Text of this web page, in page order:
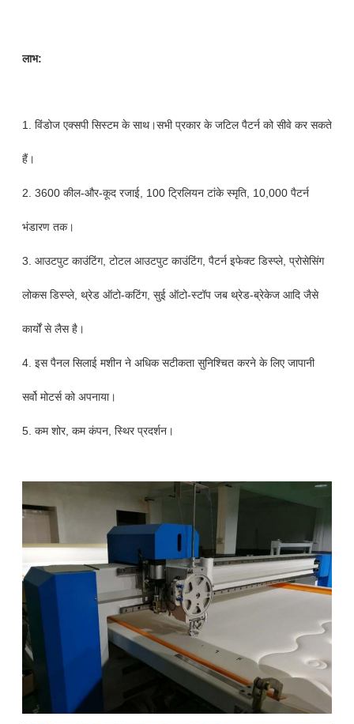
लाभ:
1. विंडोज एक्सपी सिस्टम के साथ।सभी प्रकार के जटिल पैटर्न को सीवे कर सकते
हैं।
2. 3600 कील-और-कूद रजाई, 100 ट्रिलियन टांके स्मृति, 10,000 पैटर्न
भंडारण तक।
3. आउटपुट काउंटिंग, टोटल आउटपुट काउंटिंग, पैटर्न इफेक्ट डिस्प्ले, प्रोसेसिंग
लोकस डिस्प्ले, थ्रेड ऑटो-कटिंग, सुई ऑटो-स्टॉप जब थ्रेड-ब्रेकेज आदि जैसे
कार्यों से लैस है।
4. इस पैनल सिलाई मशीन ने अधिक सटीकता सुनिश्चित करने के लिए जापानी
सर्वो मोटर्स को अपनाया।
5. कम शोर, कम कंपन, स्थिर प्रदर्शन।